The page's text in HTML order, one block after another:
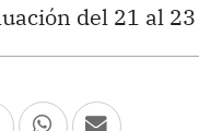
del 21 al